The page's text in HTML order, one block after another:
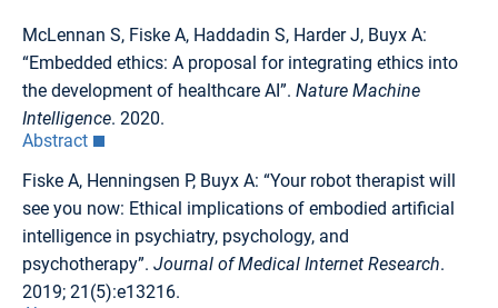
McLennan S, Fiske A, Haddadin S, Harder J, Buyx A:
“Embedded ethics: A proposal for integrating ethics into
the development of healthcare AI”. Nature Machine
Intelligence. 2020.
Abstract
Fiske A, Henningsen P, Buyx A: “Your robot therapist will
see you now: Ethical implications of embodied artificial
intelligence in psychiatry, psychology, and
psychotherapy”. Journal of Medical Internet Research.
2019; 21(5):e13216.